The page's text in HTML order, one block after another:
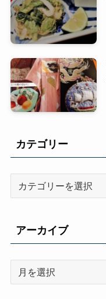
カテゴリー
リ
ー
アーカイブ